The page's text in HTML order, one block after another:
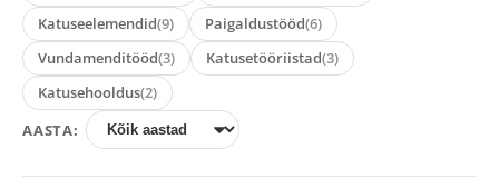
Katuseelemendid(9) Paigaldustööd(6)
Vundamenditööd(3) Katusetööriistad(3)
Katusehooldus(2)
AASTA: